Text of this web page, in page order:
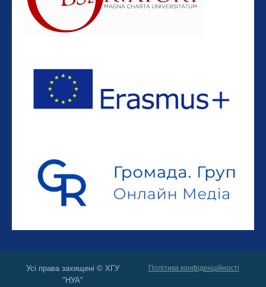
Усі права захищені © ХГУ
"НУА"
Політика конфіденційності